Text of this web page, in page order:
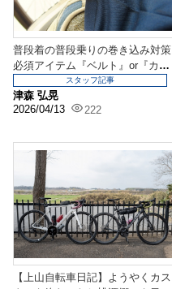
普段着の普段乗りの巻き込み対策
必須アイテム『ベルト』or『カバ
ー』どっちがベスト...
津森 弘晃
2026/04/13
222
スタッフ記事
【上山自転車日記】ようやくカス